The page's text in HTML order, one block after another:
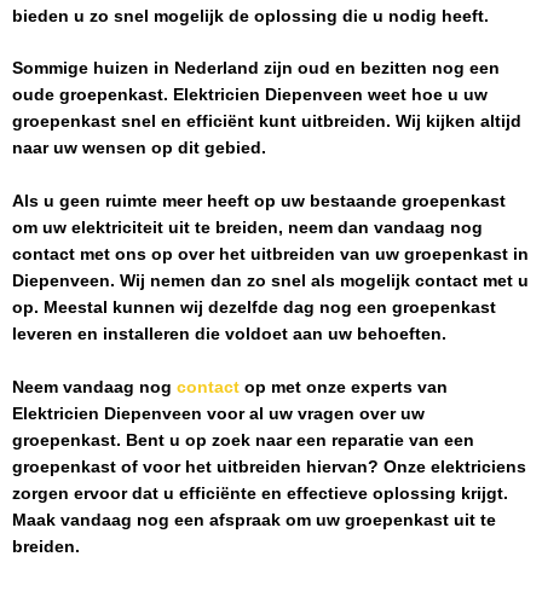
bieden u zo snel mogelijk de oplossing die u nodig heeft.
Sommige huizen in Nederland zijn oud en bezitten nog een
oude groepenkast. Elektricien Diepenveen weet hoe u uw
groepenkast snel en efficiënt kunt uitbreiden. Wij kijken altijd
naar uw wensen op dit gebied.
Als u geen ruimte meer heeft op uw bestaande groepenkast
om uw elektriciteit uit te breiden, neem dan vandaag nog
contact met ons op over het uitbreiden van uw groepenkast in
Diepenveen. Wij nemen dan zo snel als mogelijk contact met u
op. Meestal kunnen wij dezelfde dag nog een groepenkast
leveren en installeren die voldoet aan uw behoeften.
Neem vandaag nog contact op met onze experts van
Elektricien Diepenveen voor al uw vragen over uw
groepenkast. Bent u op zoek naar een reparatie van een
groepenkast of voor het uitbreiden hiervan? Onze elektriciens
zorgen ervoor dat u efficiënte en effectieve oplossing krijgt.
Maak vandaag nog een afspraak om uw groepenkast uit te
breiden.